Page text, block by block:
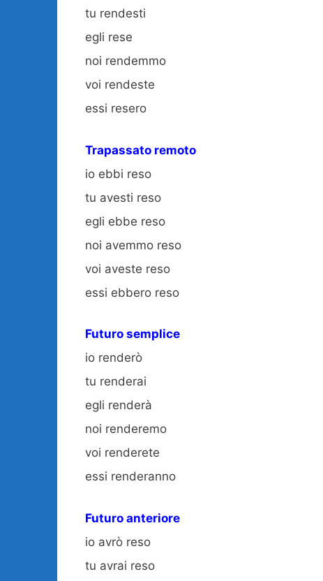
tu rendesti
egli rese
noi rendemmo
voi rendeste
essi resero
Trapassato remoto
io ebbi reso
tu avesti reso
egli ebbe reso
noi avemmo reso
voi aveste reso
essi ebbero reso
Futuro semplice
io renderò
tu renderai
egli renderà
noi renderemo
voi renderete
essi renderanno
Futuro anteriore
io avrò reso
tu avrai reso